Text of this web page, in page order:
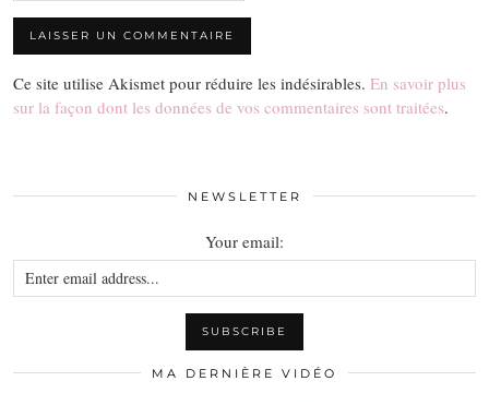
Ce site utilise Akismet pour réduire les indésirables. En savoir plus
sur la façon dont les données de vos commentaires sont traitées.
NEWSLETTER
Your email:
MA DERNIÈRE VIDÉO